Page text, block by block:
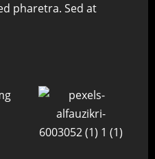
pharetra. Sed at